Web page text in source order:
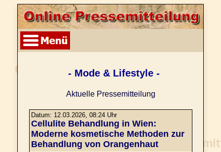
- Mode & Lifestyle -
Aktuelle Pressemitteilung
Datum: 12.03.2026, 08:24 Uhr
Cellulite Behandlung in Wien:
Moderne kosmetische Methoden zur
Behandlung von Orangenhaut